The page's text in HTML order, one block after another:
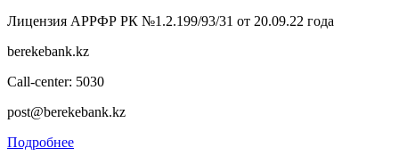
Лицензия АРРФР РК №1.2.199/93/31 от 20.09.22 года
berekebank.kz
Call-center: 5030
post@berekebank.kz
Подробнее